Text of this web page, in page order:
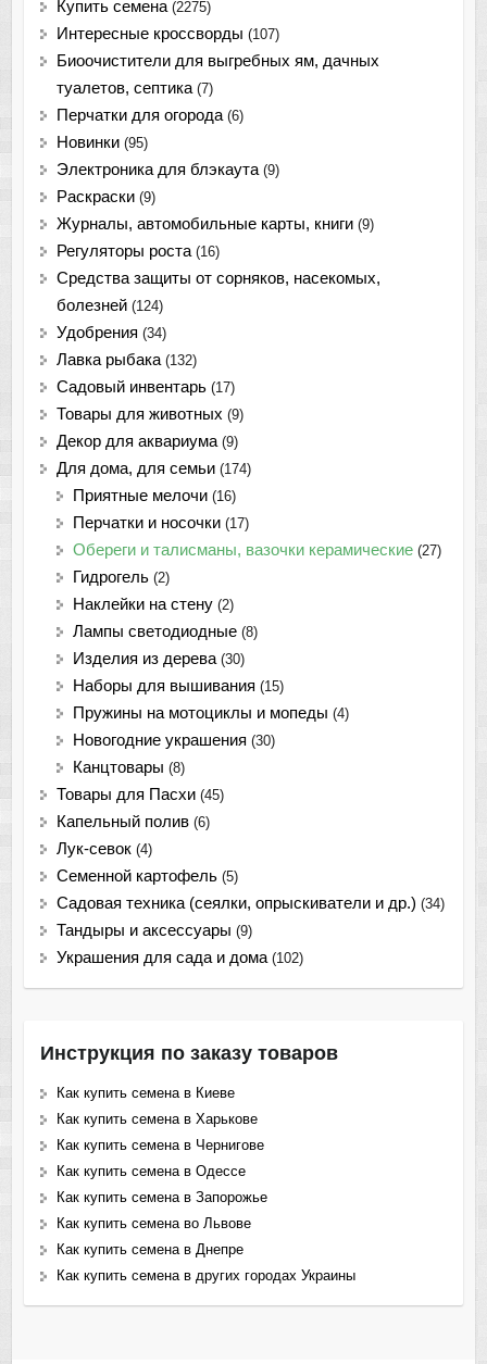
Купить семена (2275)
Интересные кроссворды (107)
Биоочистители для выгребных ям, дачных
туалетов, септика (7)
Перчатки для огорода (6)
Новинки (95)
Электроника для блэкаута (9)
Раскраски (9)
Журналы, автомобильные карты, книги (9)
Регуляторы роста (16)
Средства защиты от сорняков, насекомых,
болезней (124)
Удобрения (34)
Лавка рыбака (132)
Садовый инвентарь (17)
Товары для животных (9)
Декор для аквариума (9)
Для дома, для семьи (174)
Приятные мелочи (16)
Перчатки и носочки (17)
Обереги и талисманы, вазочки керамические (27)
Гидрогель (2)
Наклейки на стену (2)
Лампы светодиодные (8)
Изделия из дерева (30)
Наборы для вышивания (15)
Пружины на мотоциклы и мопеды (4)
Новогодние украшения (30)
Канцтовары (8)
Товары для Пасхи (45)
Капельный полив (6)
Лук-севок (4)
Семенной картофель (5)
Садовая техника (сеялки, опрыскиватели и др.) (34)
Тандыры и аксессуары (9)
Украшения для сада и дома (102)
Инструкция по заказу товаров
Как купить семена в Киеве
Как купить семена в Харькове
Как купить семена в Чернигове
Как купить семена в Одессе
Как купить семена в Запорожье
Как купить семена во Львове
Как купить семена в Днепре
Как купить семена в других городах Украины